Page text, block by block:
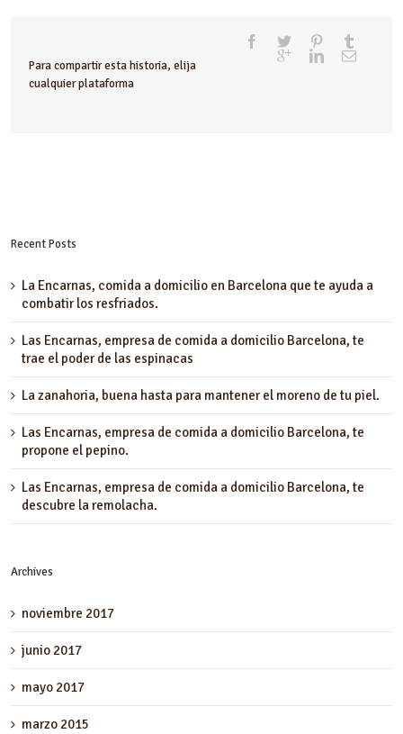
Para compartir esta historia, elija
cualquier plataforma
Recent Posts
La Encarnas, comida a domicilio en Barcelona que te ayuda a
combatir los resfriados.
Las Encarnas, empresa de comida a domicilio Barcelona, te
trae el poder de las espinacas
La zanahoria, buena hasta para mantener el moreno de tu piel.
Las Encarnas, empresa de comida a domicilio Barcelona, te
propone el pepino.
Las Encarnas, empresa de comida a domicilio Barcelona, te
descubre la remolacha.
Archives
noviembre 2017
junio 2017
mayo 2017
marzo 2015